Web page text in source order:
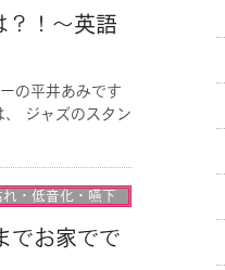
？！〜英語
の平井あみです
ジャズのスタン
・低音化・嚥下
でお家でで